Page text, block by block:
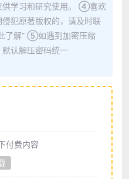
供学习和研究使用。 ④喜欢
犯原著版权的，请及时联
了解” ⑤如遇到加密压缩
认解压密码统一
付费内容